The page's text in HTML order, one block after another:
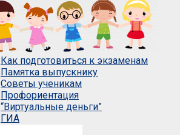
Как подготовиться к экзаменам
Памятка выпускнику
Советы ученикам
Профориентация
“Виртуальные деньги”
ГИА